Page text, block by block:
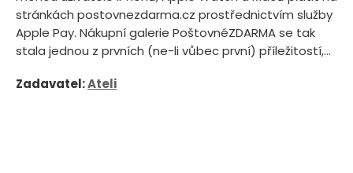
stránkách postovnezdarma.cz prostřednictvím služby
Apple Pay. Nákupní galerie PoštovnéZDARMA se tak
stala jednou z prvních (ne-li vůbec první) příležitostí,...
Zadavatel:Ateli